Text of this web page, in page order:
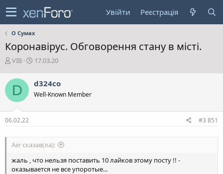
Увійти Реєстрація
О Сумах
Коронавірус. Обговорення стану в місті.
А
т
о
р
т
е
м
VIB
Д
а
с
в
н
н
я
17.03.20
D d324co
Well-Known Member
06.02.22 #3 851
Aiir сказав(ла):
жаль , что нельзя поставить 10 лайков этому посту !! -
оказывается не все упоротые...